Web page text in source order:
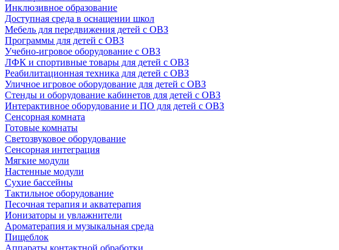
Инклюзивное образование
Доступная среда в оснащении школ
Мебель для передвижения детей с ОВЗ
Программы для детей с ОВЗ
Учебно-игровое оборудование с ОВЗ
ЛФК и спортивные товары для детей с ОВЗ
Реабилитационная техника для детей с ОВЗ
Уличное игровое оборудование для детей с ОВЗ
Стенды и оборудование кабинетов для детей с ОВЗ
Интерактивное оборудование и ПО для детей с ОВЗ
Сенсорная комната
Готовые комнаты
Светозвуковое оборудование
Сенсорная интеграция
Мягкие модули
Настенные модули
Сухие бассейны
Тактильное оборудование
Песочная терапия и акватерапия
Ионизаторы и увлажнители
Ароматерапия и музыкальная среда
Пищеблок
Аппараты контактной обработки